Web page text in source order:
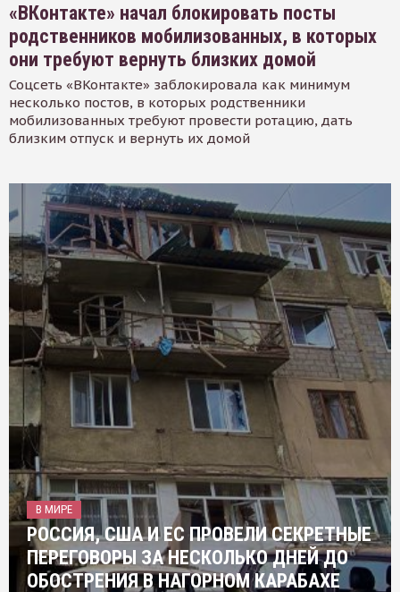
«ВКонтакте» начал блокировать посты
родственников мобилизованных, в которых
они требуют вернуть близких домой
Соцсеть «ВКонтакте» заблокировала как минимум
несколько постов, в которых родственники
мобилизованных требуют провести ротацию, дать
близким отпуск и вернуть их домой
В МИРЕ
РОССИЯ, США И ЕС ПРОВЕЛИ СЕКРЕТНЫЕ
ПЕРЕГОВОРЫ ЗА НЕСКОЛЬКО ДНЕЙ ДО
ОБОСТРЕНИЯ В НАГОРНОМ КАРАБАХЕ